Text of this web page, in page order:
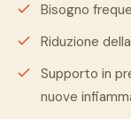
Bisogno
Riduzione
Supporto in
nuove